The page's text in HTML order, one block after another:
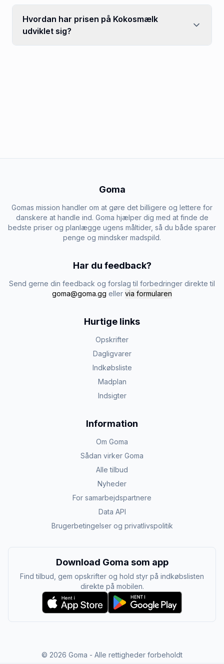
Hvordan har prisen på Kokosmælk
udviklet sig?
Goma
Gomas mission handler om at gøre det billigere og lettere for
danskere at handle ind. Goma hjælper dig med at finde de
bedste priser og planlægge ugens måltider, så du både sparer
penge og mindsker madspild.
Har du feedback?
Send gerne din feedback og forslag til forbedringer direkte til
goma@goma.gg eller via formularen
Hurtige links
Opskrifter
Dagligvarer
Indkøbsliste
Madplan
Indsigter
Information
Om Goma
Sådan virker Goma
Alle tilbud
Nyheder
For samarbejdspartnere
Data API
Brugerbetingelser og privatlivspolitik
Download Goma som app
Find tilbud, gem opskrifter og hold styr på indkøbslisten
direkte på mobilen.
© 2026 Goma - Alle rettigheder forbeholdt